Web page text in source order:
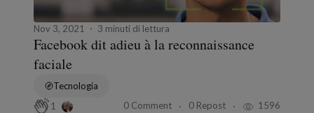
Nov 3, 2021 3 minuti di lettura
Facebook dit adieu à la reconnaissance
faciale
Tecnologia
1
0 Comment 0 Repost 1596